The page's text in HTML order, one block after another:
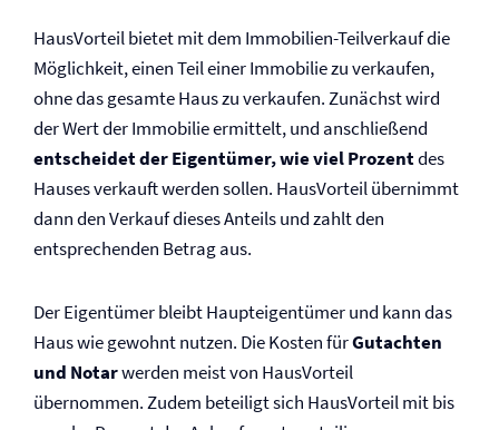
HausVorteil bietet mit dem Immobilien-Teilverkauf die
Möglichkeit, einen Teil einer Immobilie zu verkaufen,
ohne das gesamte Haus zu verkaufen. Zunächst wird
der Wert der Immobilie ermittelt, und anschließend
entscheidet der Eigentümer, wie viel Prozentdes
Hauses verkauft werden sollen. HausVorteil übernimmt
dann den Verkauf dieses Anteils und zahlt den
entsprechenden Betrag aus.
Der Eigentümer bleibt Haupteigentümer und kann das
Haus wie gewohnt nutzen. Die Kosten fürGutachten
und Notarwerden meist von HausVorteil
übernommen. Zudem beteiligt sich HausVorteil mit bis